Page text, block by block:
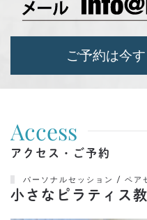
ご予約は今
Access
アクセス・ご予約
パーソナルセッション / ペア
小さなピラティス